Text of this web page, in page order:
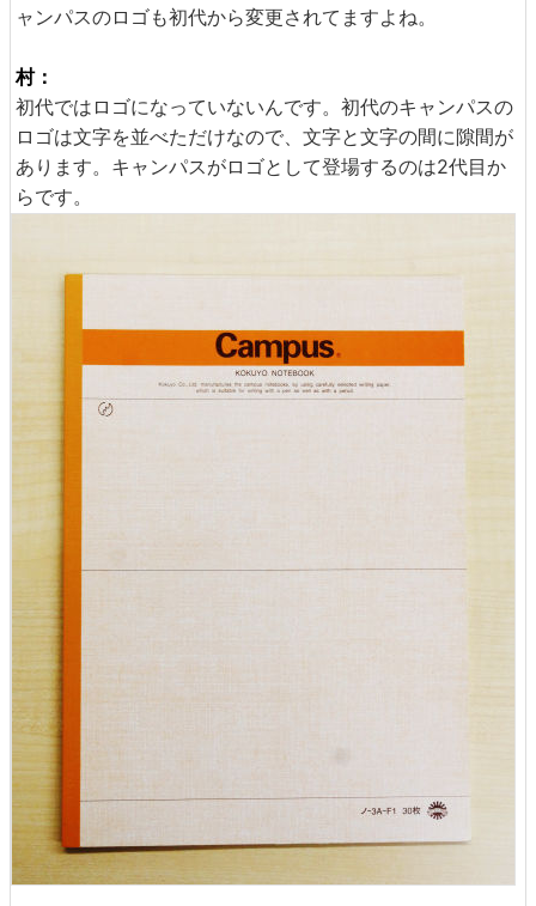
ャンパスのロゴも初代から変更されてますよね。
村：
初代ではロゴになっていないんです。初代のキャンパスの
ロゴは文字を並べただけなので、文字と文字の間に隙間が
あります。キャンパスがロゴとして登場するのは2代目か
らです。